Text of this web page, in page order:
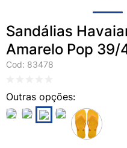
Sandálias
Amarelo Pop 39/
Cod: 83478
º
lenço
10º fralda